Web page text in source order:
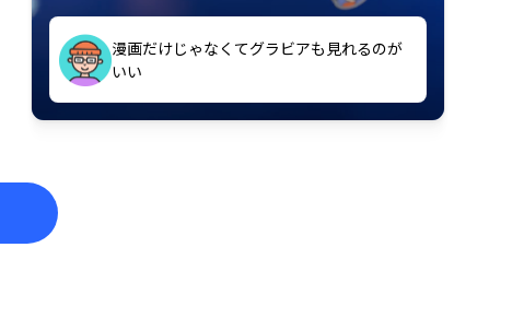
漫画だけじゃなくてグラビアも見れるのが
いい
紙の雑誌買うより安くて助かる